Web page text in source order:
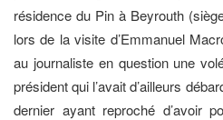
résidence du Pin à Beyrouth
lors de la visite d’Emmanuel
au journaliste en question une
président qui l’avait d’ailleurs
dernier ayant reproché d’avoir